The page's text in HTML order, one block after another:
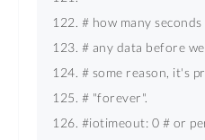
# how many
# any data before
# some reason, it's
# "forever".
#iotimeout: 0 # or